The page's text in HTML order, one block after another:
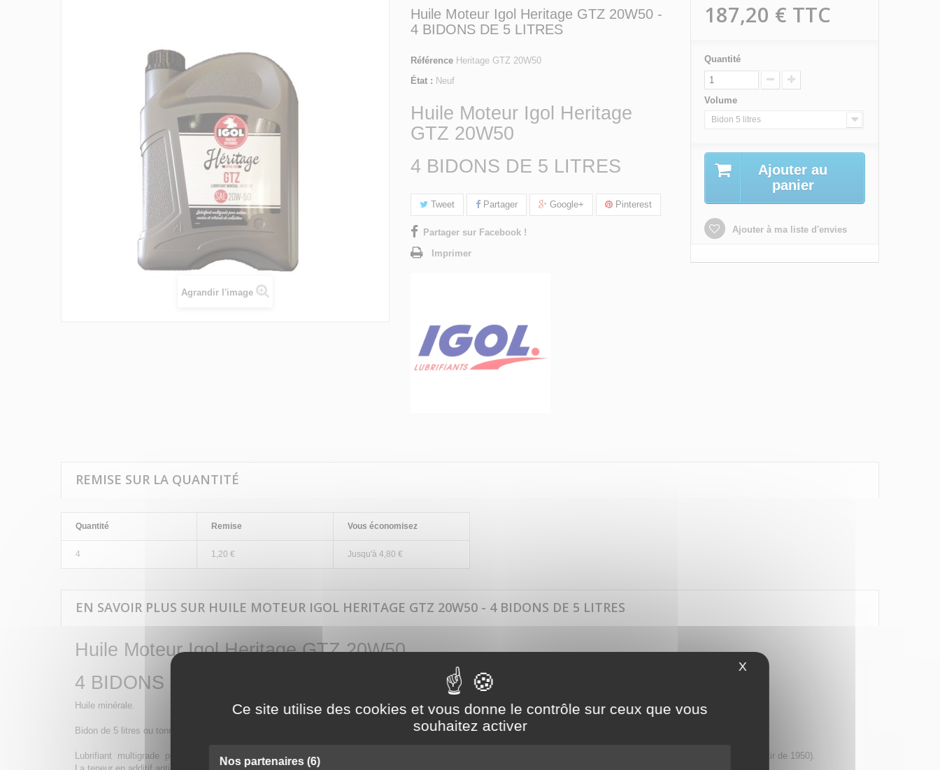
Ce site utilise des cookies et vous donne le contrôle sur ceux que vous
souhaitez activer
Nos partenaires (6)
X Masquer le bandeau des cookies
Agrandir l'image
Huile Moteur Igol Heritage GTZ 20W50 -
4 BIDONS DE 5 LITRES
Référence Heritage GTZ 20W50
État : Neuf
Huile Moteur Igol Heritage
GTZ 20W50
4 BIDONS DE 5 LITRES
Tweet Partager Google+ Pinterest
Partager sur Facebook !
Imprimer
187,20 € TTC
Quantité
Volume
Bidon 5 litres
Ajouter au
panier
Ajouter à ma liste d'envies
REMISE SUR LA QUANTITÉ
Quantité Remise Vous économisez
4 1,20 € Jusqu'à 4,80 €
EN SAVOIR PLUS SUR HUILE MOTEUR IGOL HERITAGE GTZ 20W50 - 4 BIDONS DE 5 LITRES
Huile Moteur Igol Heritage GTZ 20W50
4 BIDONS DE 5 LITRES
Huile minérale.
Bidon de 5 litres ou tonnelet de 60 litres.
Lubrifiant multigrade pour moteurs à Essence et Diesel, élaboré à partir de bases minérales sévèrement raffinées et d’additifs adaptés aux moteurs anciens (à partir de 1950).